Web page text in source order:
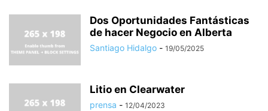
Dos Oportunidades Fantásticas
de hacer Negocio en Alberta
Santiago Hidalgo - 19/05/2025
Litio en Clearwater
prensa - 12/04/2023